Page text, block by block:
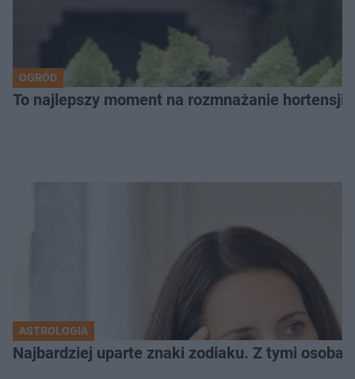
OGRÓD
To najlepszy moment na rozmnażanie
ASTROLOGIA
Najbardziej uparte znaki zodiaku. Z tymi